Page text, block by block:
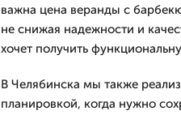
важна цена веранды с
не снижая надежности и
хочет получить
В Челябинска мы также
планировкой, когда нужно